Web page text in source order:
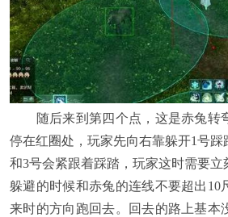
随后来到第四个点，这是赤兔转
停在红圈处，玩家先向右靠躲开1号踩
和3号会紧跟着踩踏，玩家这时需要
躲避的时候和赤兔的连线不要超出10
来时的方向跑回去。回去的路上基本